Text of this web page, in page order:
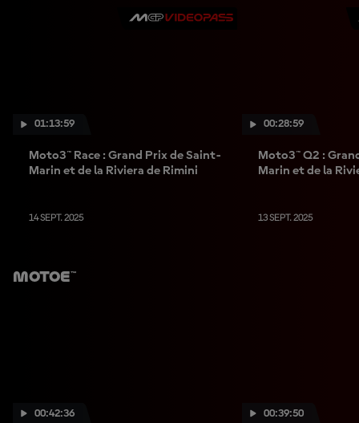
01:13:59
Moto3™ Race : Grand Prix de Saint-
Marin et de la Riviera de Rimini
14 SEPT. 2025
00:28:59
Moto3™ Q2 :
Marin et de la
13 SEPT. 2025
MotoE™
00:42:36 00:39:50